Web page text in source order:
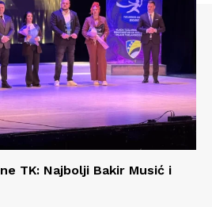
TK: Najbolji Bakir Musić i